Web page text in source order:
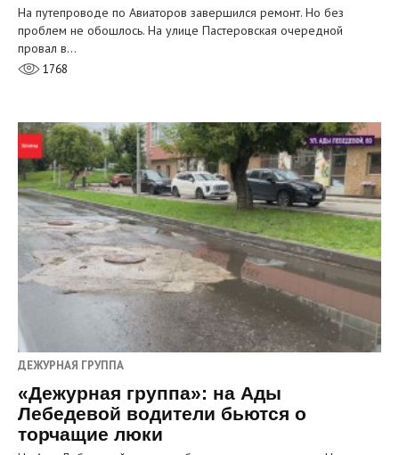
На путепроводе по Авиаторов завершился ремонт. Но без
проблем не обошлось. На улице Пастеровская очередной
провал в…
1768
ДЕЖУРНАЯ ГРУППА
«Дежурная группа»: на Ады
Лебедевой водители бьются о
торчащие люки